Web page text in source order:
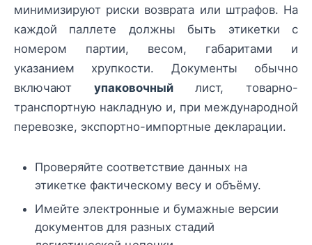
минимизируют риски возврата или штрафов. На
каждой паллете должны быть этикетки с
номером партии, весом, габаритами и
указанием хрупкости. Документы обычно
включают упаковочныйлист, товарно-
транспортную накладную и, при международной
перевозке, экспортно-импортные декларации.
Проверяйте соответствие данных на
этикетке фактическому весу и объёму.
Имейте электронные и бумажные версии
документов для разных стадий